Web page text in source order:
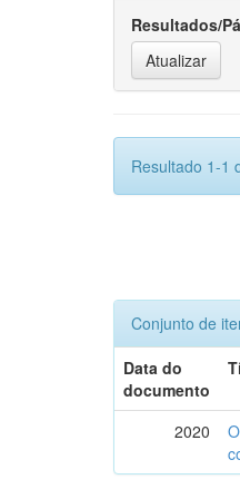
Resultados/
Resultado 1-1
Conjunto de
Data do
documento
2020